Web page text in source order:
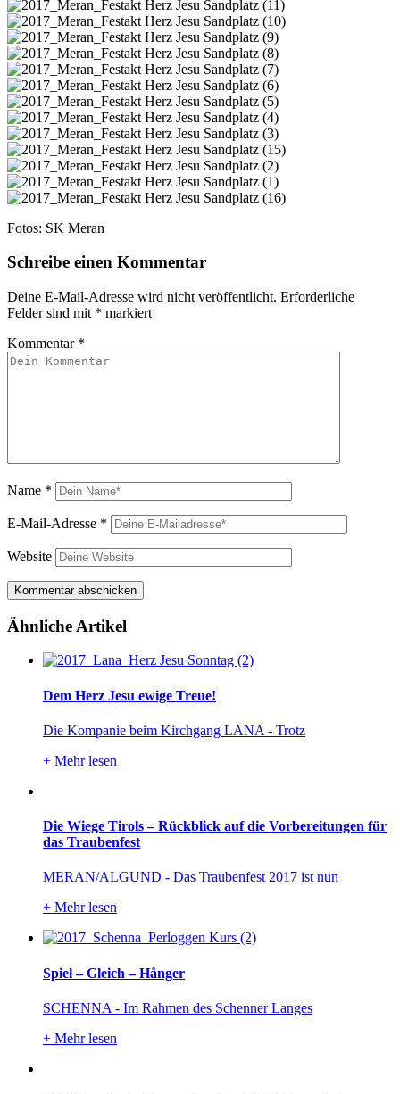
Fotos: SK Meran
Schreibe einen Kommentar
Deine E-Mail-Adresse wird nicht veröffentlicht. Erforderliche
Felder sind mit * markiert
Kommentar *
Name *
E-Mail-Adresse *
Website
Ähnliche Artikel
Dem Herz Jesu ewige Treue!
Die Kompanie beim Kirchgang LANA - Trotz
+ Mehr lesen
Die Wiege Tirols – Rückblick auf die Vorbereitungen für
das Traubenfest
MERAN/ALGUND - Das Traubenfest 2017 ist nun
+ Mehr lesen
Spiel – Gleich – Hånger
SCHENNA - Im Rahmen des Schenner Langes
+ Mehr lesen